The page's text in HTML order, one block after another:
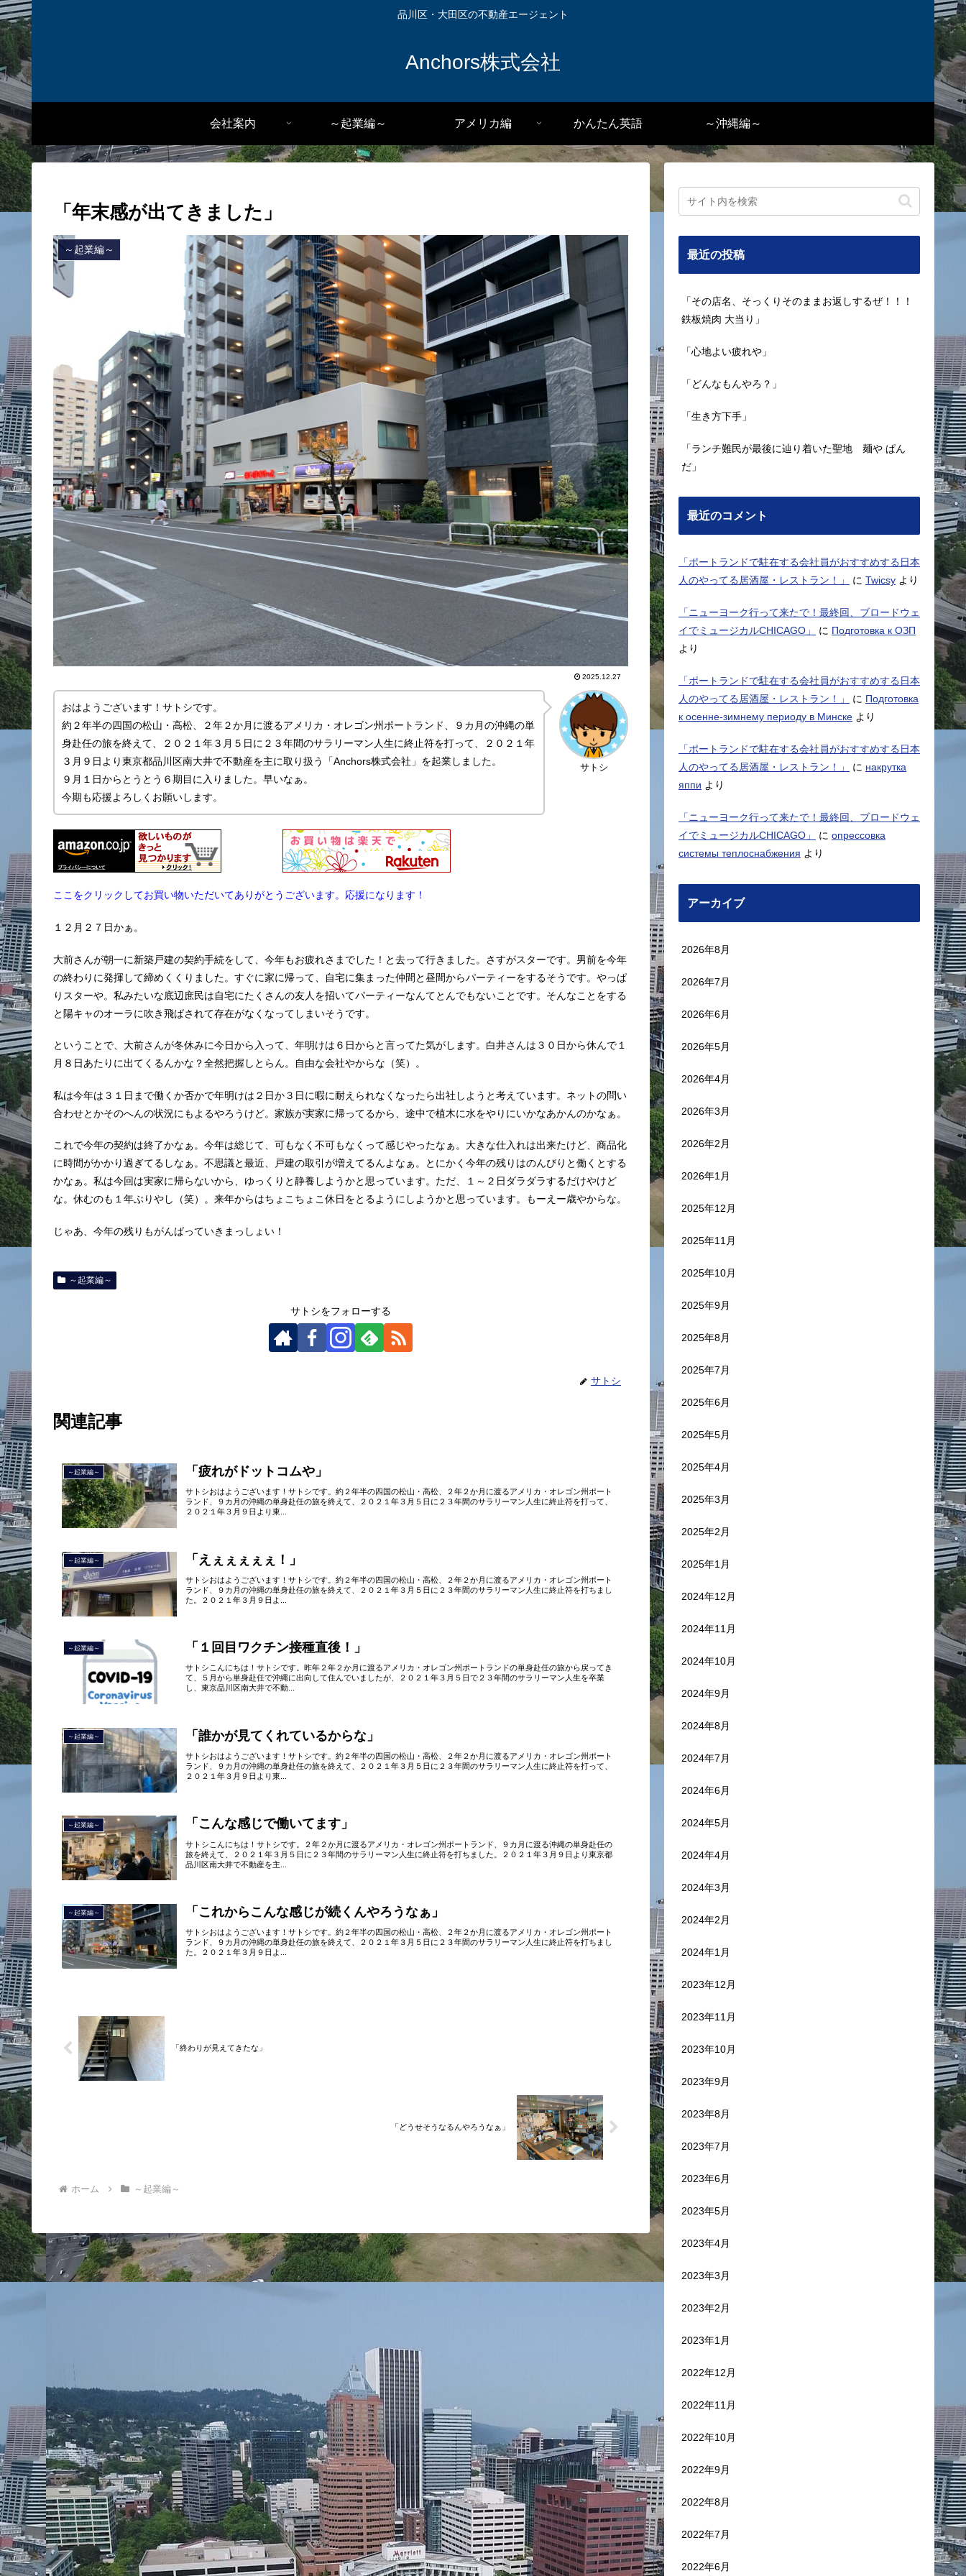
品川区・大田区の不動産エージェント
Anchors株式会社
会社案内 ～起業編～ アメリカ編 かんたん英語 ～沖縄編～
「年末感が出てきました」
～起業編～
2025.12.27
サトシ
おはようございます！サトシです。
約２年半の四国の松山・高松、２年２か月に渡るアメリカ・オレゴン州ポートランド、９カ月の沖縄の単
身赴任の旅を終えて、２０２１年３月５日に２３年間のサラリーマン人生に終止符を打って、２０２１年
３月９日より東京都品川区南大井で不動産を主に取り扱う「Anchors株式会社」を起業しました。
９月１日からとうとう６期目に入りました。早いなぁ。
今期も応援よろしくお願いします。
ここをクリックしてお買い物いただいてありがとうございます。応援になります！
１２月２７日かぁ。
大前さんが朝一に新築戸建の契約手続をして、今年もお疲れさまでした！と去って行きました。さすがスターです。男前を今年
の終わりに発揮して締めくくりました。すぐに家に帰って、自宅に集まった仲間と昼間からパーティーをするそうです。やっぱ
りスターや。私みたいな底辺庶民は自宅にたくさんの友人を招いてパーティーなんてとんでもないことです。そんなことをする
と陽キャのオーラに吹き飛ばされて存在がなくなってしまいそうです。
ということで、大前さんが冬休みに今日から入って、年明けは６日からと言ってた気がします。白井さんは３０日から休んで１
月８日あたりに出てくるんかな？全然把握しとらん。自由な会社やからな（笑）。
私は今年は３１日まで働くか否かで年明けは２日か３日に暇に耐えられなくなったら出社しようと考えています。ネットの問い
合わせとかそのへんの状況にもよるやろうけど。家族が実家に帰ってるから、途中で植木に水をやりにいかなあかんのかなぁ。
これで今年の契約は終了かなぁ。今年は総じて、可もなく不可もなくって感じやったなぁ。大きな仕入れは出来たけど、商品化
に時間がかかり過ぎてるしなぁ。不思議と最近、戸建の取引が増えてるんよなぁ。とにかく今年の残りはのんびりと働くとする
かなぁ。私は今回は実家に帰らないから、ゆっくりと静養しようかと思っています。ただ、１～２日ダラダラするだけやけど
な。休むのも１年ぶりやし（笑）。来年からはちょこちょこ休日をとるようにしようかと思っています。もーえー歳やからな。
じゃあ、今年の残りもがんばっていきまっしょい！
～起業編～
サトシをフォローする
サトシ
関連記事
～起業編～ 「疲れがドットコムや」
サトシおはようございます！サトシです。約２年半の四国の松山・高松、２年２か月に渡るアメリカ・オレゴン州ポート
ランド、９カ月の沖縄の単身赴任の旅を終えて、２０２１年３月５日に２３年間のサラリーマン人生に終止符を打って、
２０２１年３月９日より東...
～起業編～ 「えぇぇぇぇぇ！」
サトシおはようございます！サトシです。約２年半の四国の松山・高松、２年２か月に渡るアメリカ・オレゴン州ポート
ランド、９カ月の沖縄の単身赴任の旅を終えて、２０２１年３月５日に２３年間のサラリーマン人生に終止符を打ちまし
た。２０２１年３月９日よ...
～起業編～ 「１回目ワクチン接種直後！」
サトシこんにちは！サトシです。昨年２年２か月に渡るアメリカ・オレゴン州ポートランドの単身赴任の旅から戻ってき
て、５月から単身赴任で沖縄に出向して住んでいましたが、２０２１年３月５日で２３年間のサラリーマン人生を卒業
し、東京品川区南大井で不動...
～起業編～ 「誰かが見てくれているからな」
サトシおはようございます！サトシです。約２年半の四国の松山・高松、２年２か月に渡るアメリカ・オレゴン州ポート
ランド、９カ月の沖縄の単身赴任の旅を終えて、２０２１年３月５日に２３年間のサラリーマン人生に終止符を打って、
２０２１年３月９日より東...
～起業編～ 「こんな感じで働いてます」
サトシこんにちは！サトシです。２年２か月に渡るアメリカ・オレゴン州ポートランド、９カ月に渡る沖縄の単身赴任の
旅を終えて、２０２１年３月５日に２３年間のサラリーマン人生に終止符を打ちました。２０２１年３月９日より東京都
品川区南大井で不動産を主...
～起業編～ 「これからこんな感じが続くんやろうなぁ」
サトシおはようございます！サトシです。約２年半の四国の松山・高松、２年２か月に渡るアメリカ・オレゴン州ポート
ランド、９カ月の沖縄の単身赴任の旅を終えて、２０２１年３月５日に２３年間のサラリーマン人生に終止符を打ちまし
た。２０２１年３月９日よ...
「終わりが見えてきたな」
「どうせそうなるんやろうなぁ」
ホーム ～起業編～
最近の投稿
「その店名、そっくりそのままお返しするぜ！！！
鉄板焼肉 大当り」
「心地よい疲れや」
「どんなもんやろ？」
「生き方下手」
「ランチ難民が最後に辿り着いた聖地 麺や ぱん
だ」
最近のコメント
「ポートランドで駐在する会社員がおすすめする日本
人のやってる居酒屋・レストラン！」
に Twicsy より
「ニューヨーク行って来たで！最終回、ブロードウェ
イでミュージカルCHICAGO」
に Подготовка к ОЗП
より
「ポートランドで駐在する会社員がおすすめする日本
人のやってる居酒屋・レストラン！」
に Подготовка
к осенне-зимнему периоду в Минске より
「ポートランドで駐在する会社員がおすすめする日本
人のやってる居酒屋・レストラン！」
に накрутка
яппи より
「ニューヨーク行って来たで！最終回、ブロードウェ
イでミュージカルCHICAGO」
に опрессовка
системы теплоснабжения より
アーカイブ
2026年8月
2026年7月
2026年6月
2026年5月
2026年4月
2026年3月
2026年2月
2026年1月
2025年12月
2025年11月
2025年10月
2025年9月
2025年8月
2025年7月
2025年6月
2025年5月
2025年4月
2025年3月
2025年2月
2025年1月
2024年12月
2024年11月
2024年10月
2024年9月
2024年8月
2024年7月
2024年6月
2024年5月
2024年4月
2024年3月
2024年2月
2024年1月
2023年12月
2023年11月
2023年10月
2023年9月
2023年8月
2023年7月
2023年6月
2023年5月
2023年4月
2023年3月
2023年2月
2023年1月
2022年12月
2022年11月
2022年10月
2022年9月
2022年8月
2022年7月
2022年6月